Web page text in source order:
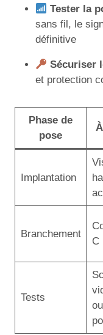
Tester la
sans fil, le
définitive
Sécuriser
et protection
Phase de
pose
Implantation
Branchement
C
Tests